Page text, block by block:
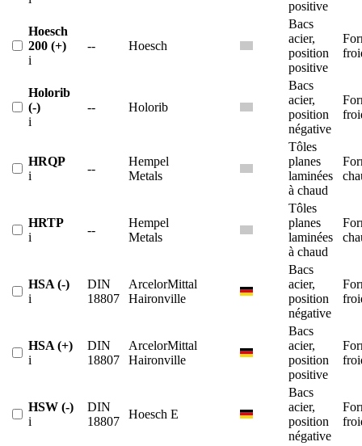
positive
Hoesch
200 (+)
i
-- Hoesch
Bacs
acier,
position
positive
Holorib
(-)
i
-- Holorib
Bacs
acier,
position
négative
HRQP
i
--
Hempel
Metals
Tôles
planes
laminées
à chaud
HRTP
i
--
Hempel
Metals
Tôles
planes
laminées
à chaud
HSA (-)
i
DIN
18807
ArcelorMittal
Haironville
Bacs
acier,
position
négative
HSA (+)
i
DIN
18807
ArcelorMittal
Haironville
Bacs
acier,
position
positive
HSW (-)
i
DIN
18807
Hoesch E
Bacs
acier,
position
négative